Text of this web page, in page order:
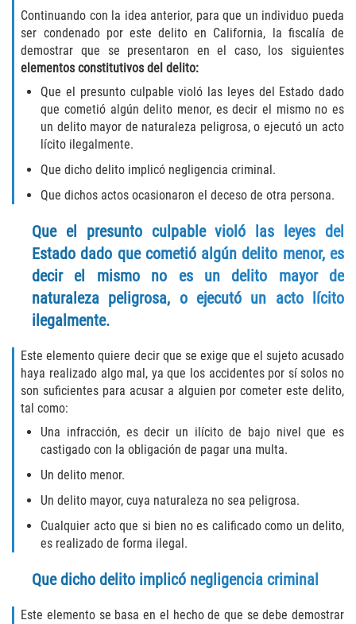
Robo de Caja Fuerte
Hurto Mayor
Delitos Sexuales
Actos Lascivos con un Menor
Conducta Lasciva
Exposición Indecente
Molestar A Un Niño Menor de 18
Años
Penetración Sexual Forzada
Prostitución y Solicitación
Violación Estatutaria
Agresión Sexual
Delitos Violentos
Aumento de Sentencia para Pandillas
Continuando con la idea anterior, para que un individuo pueda
ser condenado por este delito en California, la fiscalía de
demostrar que se presentaron en el caso, los siguientes
elementos constitutivos del delito:
Que el presunto culpable violó las leyes del Estado dado
que cometió algún delito menor, es decir el mismo no es
un delito mayor de naturaleza peligrosa, o ejecutó un acto
lícito ilegalmente.
Que dicho delito implicó negligencia criminal.
Que dichos actos ocasionaron el deceso de otra persona.
Que el presunto culpable violó las leyes del
Estado dado que cometió algún delito menor, es
decir el mismo no es un delito mayor de
naturaleza peligrosa, o ejecutó un acto lícito
ilegalmente.
Este elemento quiere decir que se exige que el sujeto acusado
haya realizado algo mal, ya que los accidentes por sí solos no
son suficientes para acusar a alguien por cometer este delito,
tal como:
Una infracción, es decir un ilícito de bajo nivel que es
castigado con la obligación de pagar una multa.
Un delito menor.
Un delito mayor, cuya naturaleza no sea peligrosa.
Cualquier acto que si bien no es calificado como un delito,
es realizado de forma ilegal.
Que dicho delito implicó negligencia criminal
Este elemento se basa en el hecho de que se debe demostrar